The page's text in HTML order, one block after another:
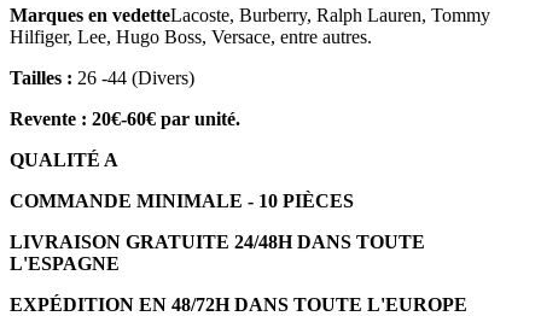
Marques en vedetteLacoste, Burberry, Ralph Lauren, Tommy
Hilfiger, Lee, Hugo Boss, Versace, entre autres.
Tailles : 26 -44 (Divers)
Revente : 20€-60€ par unité.
QUALITÉ A
COMMANDE MINIMALE - 10 PIÈCES
LIVRAISON GRATUITE 24/48H DANS TOUTE
L'ESPAGNE
EXPÉDITION EN 48/72H DANS TOUTE L'EUROPE